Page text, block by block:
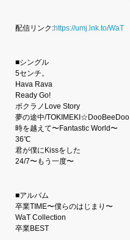
配信リンク:https://umj.lnk.to/WaT
■シングル
5センチ。
Hava Rava
Ready Go!
ボクラノLove Story
夢の途中/TOKIMEKI☆DooBeeDoo
時を越えて〜Fantastic World〜
36℃
君が僕にKissをした
24/7〜もう一度〜
■アルバム
卒業TIME〜僕らのはじまり〜
WaT Collection
卒業BEST